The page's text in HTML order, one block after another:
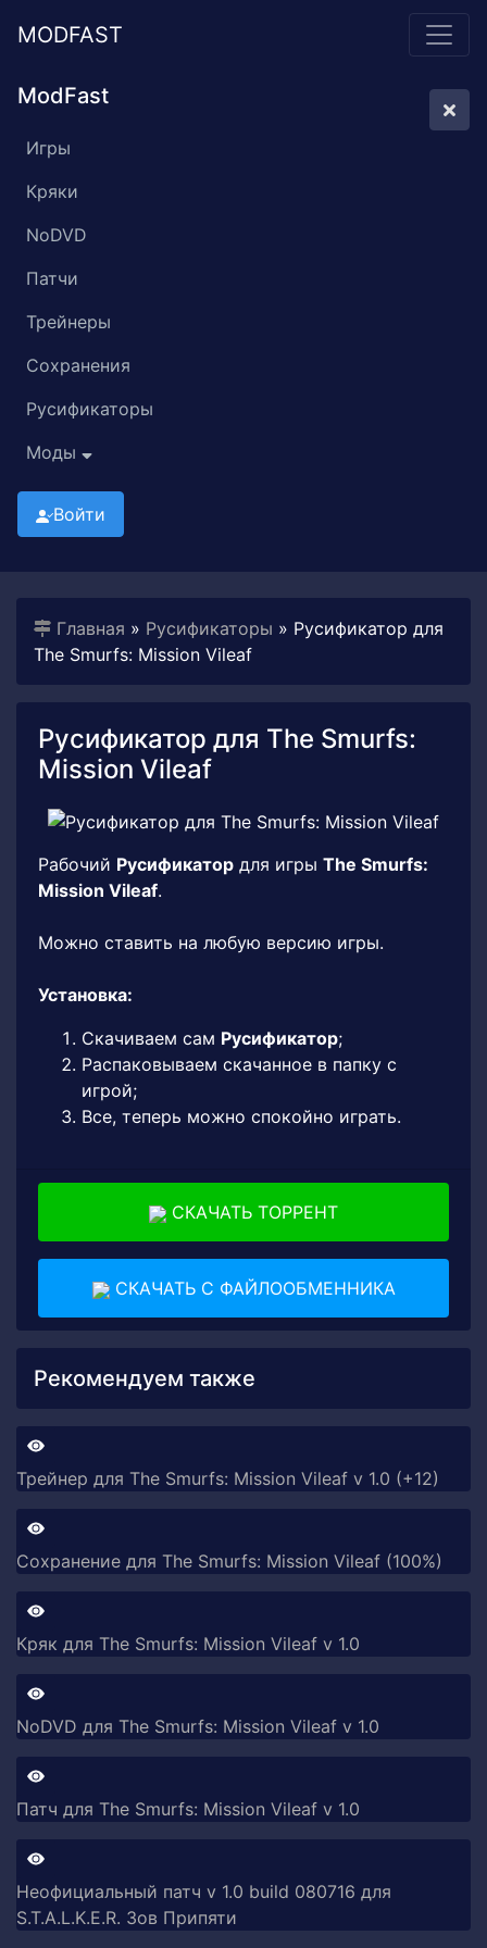
MODFAST
ModFast
Игры
Кряки
NoDVD
Патчи
Трейнеры
Сохранения
Русификаторы
Моды
Войти
Главная » Русификаторы » Русификатор для
The Smurfs: Mission Vileaf
Русификатор для The Smurfs:
Mission Vileaf
Рабочий Русификатор для игры The Smurfs:
Mission Vileaf.
Можно ставить на любую версию игры.
Установка:
Скачиваем сам Русификатор;
Распаковываем скачанное в папку с
игрой;
Все, теперь можно спокойно играть.
СКАЧАТЬ ТОРРЕНТ
СКАЧАТЬ С ФАЙЛООБМЕННИКА
Рекомендуем также
Трейнер для The Smurfs: Mission Vileaf v 1.0 (+12)
Сохранение для The Smurfs: Mission Vileaf (100%)
Кряк для The Smurfs: Mission Vileaf v 1.0
NoDVD для The Smurfs: Mission Vileaf v 1.0
Патч для The Smurfs: Mission Vileaf v 1.0
Неофициальный патч v 1.0 build 080716 для
S.T.A.L.K.E.R. Зов Припяти